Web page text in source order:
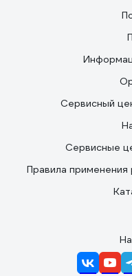
Сервисный
Сервисные
Правила применения